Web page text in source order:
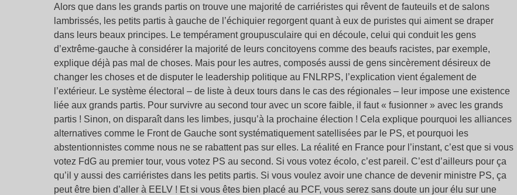
Alors que dans les grands partis on trouve une majorité de carriéristes qui rêvent de fauteuils et de salons
lambrissés, les petits partis à gauche de l’échiquier regorgent quant à eux de puristes qui aiment se draper
dans leurs beaux principes. Le tempérament groupusculaire qui en découle, celui qui conduit les gens
d’extrême-gauche à considérer la majorité de leurs concitoyens comme des beaufs racistes, par exemple,
explique déjà pas mal de choses. Mais pour les autres, composés aussi de gens sincèrement désireux de
changer les choses et de disputer le leadership politique au FNLRPS, l’explication vient également de
l’extérieur. Le système électoral – de liste à deux tours dans le cas des régionales – leur impose une existence
liée aux grands partis. Pour survivre au second tour avec un score faible, il faut « fusionner » avec les grands
partis ! Sinon, on disparaît dans les limbes, jusqu’à la prochaine élection ! Cela explique pourquoi les alliances
alternatives comme le Front de Gauche sont systématiquement satellisées par le PS, et pourquoi les
abstentionnistes comme nous ne se rabattent pas sur elles. La réalité en France pour l’instant, c’est que si vous
votez FdG au premier tour, vous votez PS au second. Si vous votez écolo, c’est pareil. C’est d’ailleurs pour ça
qu’il y aussi des carriéristes dans les petits partis. Si vous voulez avoir une chance de devenir ministre PS, ça
peut être bien d’aller à EELV ! Et si vous êtes bien placé au PCF, vous serez sans doute un jour élu sur une